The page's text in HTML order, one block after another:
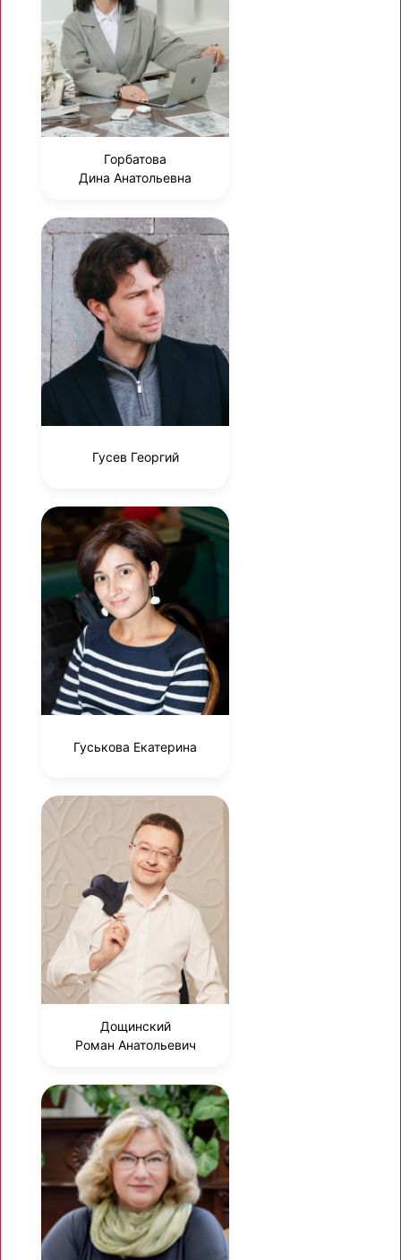
Горбатова
Дина Анатольевна
Гусев Георгий
Гуськова Екатерина
Дощинский
Роман Анатольевич